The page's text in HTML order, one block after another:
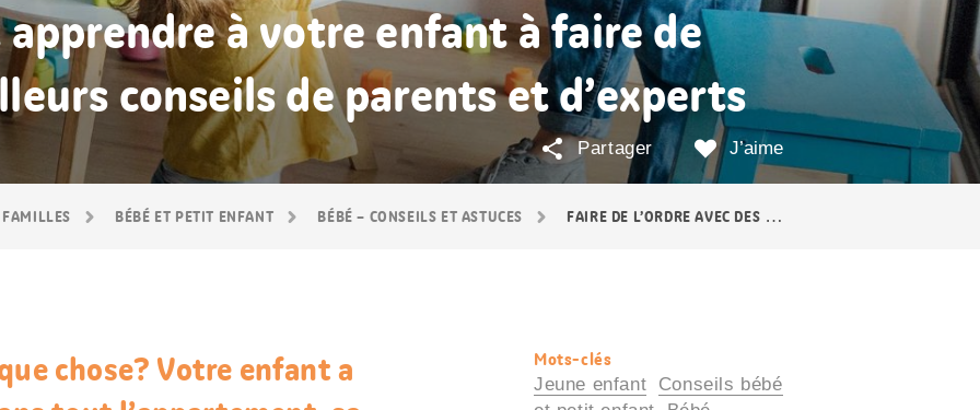
BÉBÉ ET PETIT ENFANT BÉBÉ – CONSEILS ET ASTUCES FAIRE DE L’ORDRE AVEC DES ENFANTS EN BAS ÂGE
à votre enfant à faire de
conseils de parents et d’experts
J’aime
Partager
chose? Votre enfant a
Informations
utiles
Mots-clés
Jeune enfant
Conseils bébé